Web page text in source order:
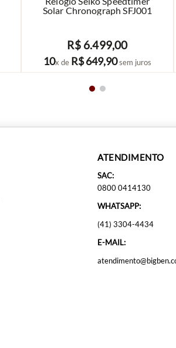
Solar Chronograph SFJ001
R$ 6.499,00
10x de R$649,90sem juros
COMPRAR
ATENDIMENTO
SAC:
0800 0414130
WHATSAPP:
(41) 3304-4434
E-MAIL: